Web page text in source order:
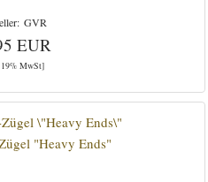
GVR
EUR
MwSt]
"Heavy Ends"